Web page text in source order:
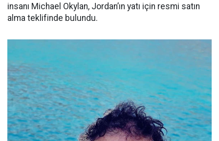
insanı Michael Okylan, Jordan’ın yatı için resmi satın
alma teklifinde bulundu.